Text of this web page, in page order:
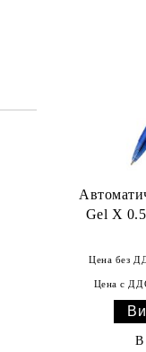
Gel X
Цена без
Цена с
В